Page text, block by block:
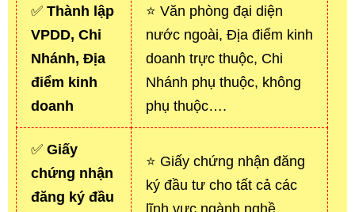
✅ Thành lập
VPDD, Chi
Nhánh, Địa
điểm kinh
doanh
⭐ Văn phòng đại diện
nước ngoài, Địa điểm kinh
doanh trực thuộc, Chi
Nhánh phụ thuộc, không
phụ thuộc….
✅ Giấy
chứng nhận
đăng ký đầu
⭐ Giấy chứng nhận đăng
ký đầu tư cho tất cả các
lĩnh vực ngành nghề